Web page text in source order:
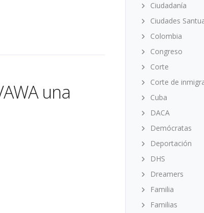
una
Ciudadanía
Ciudades
Colombia
Congreso
Corte
Corte de
Cuba
DACA
Demócratas
Deportación
DHS
Dreamers
Familia
Familias